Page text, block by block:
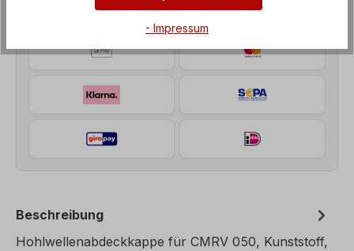
Beschreibung
Hohlwellenabdeckkappe für CMRV 050, Kunststoff,
- Impressum